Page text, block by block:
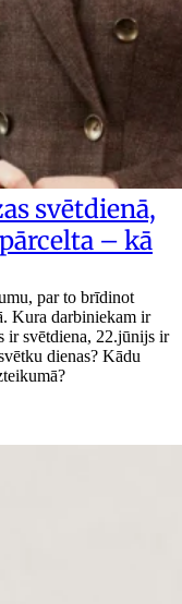
svētdienā,
– kā
par to brīdinot
Kura darbiniekam ir
ir svētdiena, 22.jūnijs ir
dienas? Kādu